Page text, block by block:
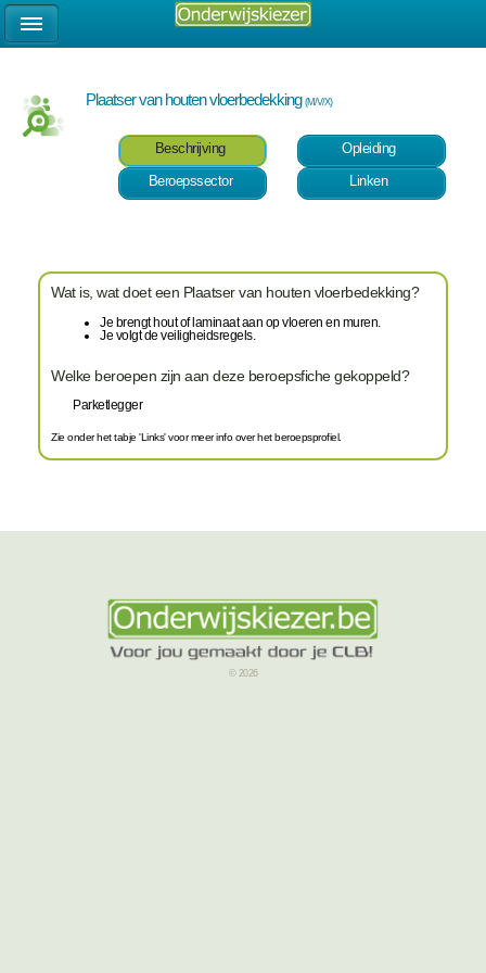
Plaatser van houten vloerbedekking(M/V/X)
Beschrijving
Opleiding
Beroepssector
Linken
Wat is, wat doet een Plaatser van houten vloerbedekking?
Je brengt hout of laminaat aan op vloeren en muren.
Je volgt de veiligheidsregels.
Welke beroepen zijn aan deze beroepsfiche gekoppeld?
Parketlegger
Zie onder het tabje 'Links' voor meer info over het beroepsprofiel.
© 2026